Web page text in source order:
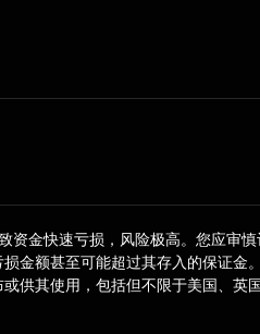
资金快速亏损，风险极高。您应审
金额甚至可能超过其存入的保证
供其使用，包括但不限于美国、